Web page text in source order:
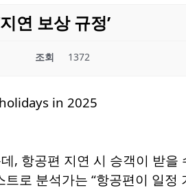
연 보상 규정’
조회 1372
, 항공편 지연 시 승객이 받을
로 분석가는 “항공편이 일정